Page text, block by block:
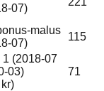
07)
malus
07)
115
1 (2018-07
03)
)
71